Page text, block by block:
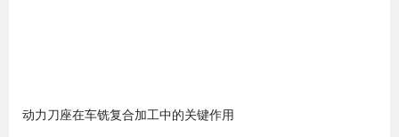
动力刀座在车铣复合加工中的关键作用